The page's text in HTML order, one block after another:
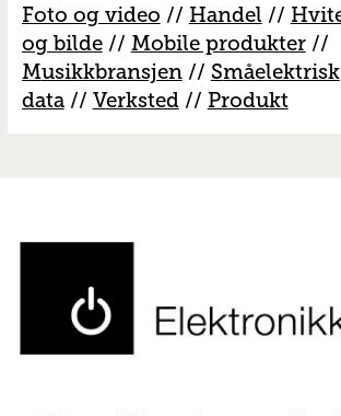
Foto og video // Handel // H
og bilde// Mobile produkter//
Musikkbransjen// Småelektrisk
data// Verksted // Produkt